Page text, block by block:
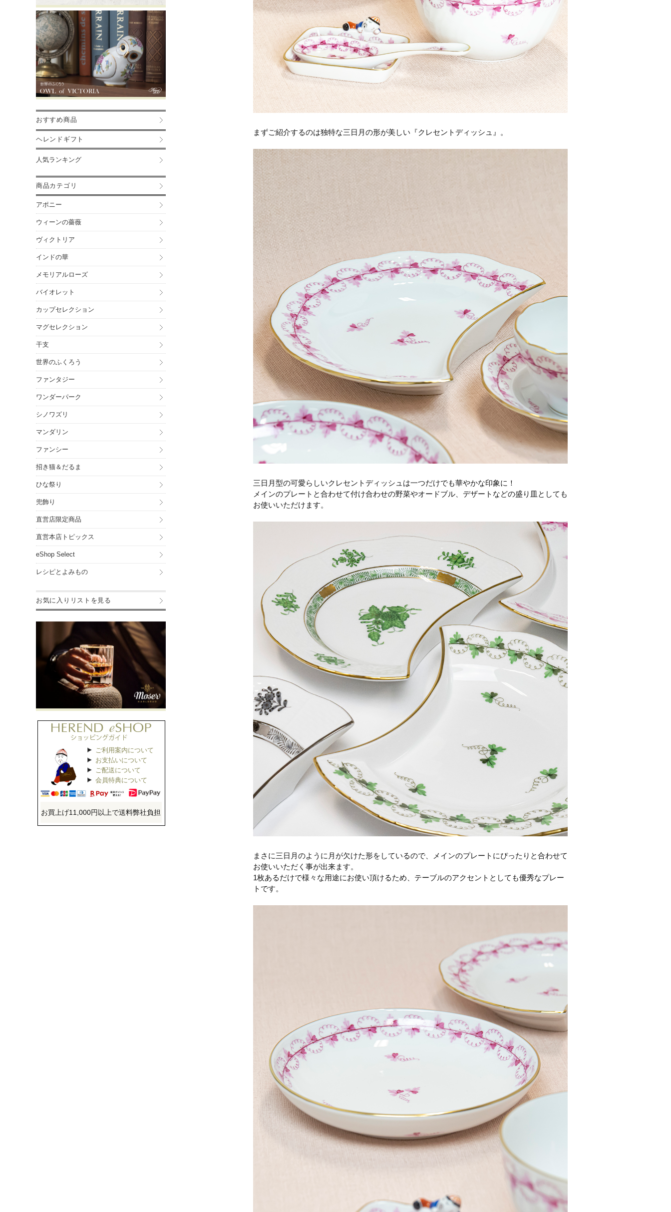
まずご紹介するのは独特な三日月の形が美しい『クレセントディッシュ』。
三日月型の可愛らしいクレセントディッシュは一つだけでも華やかな印象に！
メインのプレートと合わせて付け合わせの野菜やオードブル、デザートなどの盛り皿としても
お使いいただけます。
まさに三日月のように月が欠けた形をしているので、メインのプレートにぴったりと合わせて
お使いいただく事が出来ます。
1枚あるだけで様々な用途にお使い頂けるため、テーブルのアクセントとしても優秀なプレー
トです。
おすすめ商品
ヘレンドギフト
人気ランキング
商品カテゴリ
アポニー
ウィーンの薔薇
ヴィクトリア
インドの華
メモリアルローズ
バイオレット
カップセレクション
マグセレクション
干支
世界のふくろう
ファンタジー
ワンダーパーク
シノワズリ
マンダリン
ファンシー
招き猫＆だるま
ひな祭り
兜飾り
直営店限定商品
直営本店トピックス
eShop Select
レシピとよみもの
お気に入りリストを見る
ご利用案内について
お支払いについて
ご配送について
会員特典について
お買上げ11,000円以上で送料弊社負担